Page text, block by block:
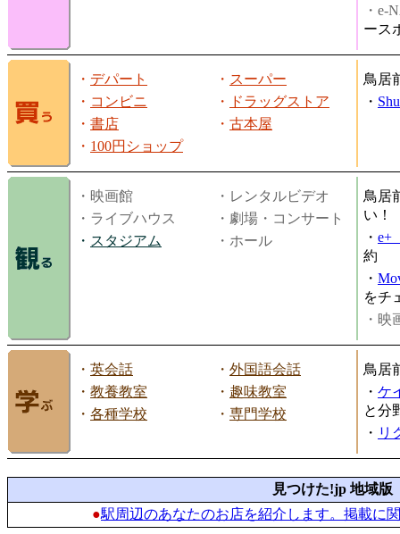
・e-
ース
・ デパート ・ スーパー
・ コンビニ ・
ドラッグストア
・ 書店 ・ 古本屋
・ 100円ショップ
鳥居
・
・映画館
・レンタルビデオ
・ライブハウス
・劇場・コンサート
・ スタジアム ・ホール
鳥居
い！
・ e+
約
・
をチ
・映
・ 英会話 ・ 外国語会話
・ 教養教室 ・ 趣味教室
・ 各種学校 ・ 専門学校
鳥居
・ ケ
と分
・ リ
見つけた!jp 地域版
●駅周辺のあなたのお店を紹介します。掲載に